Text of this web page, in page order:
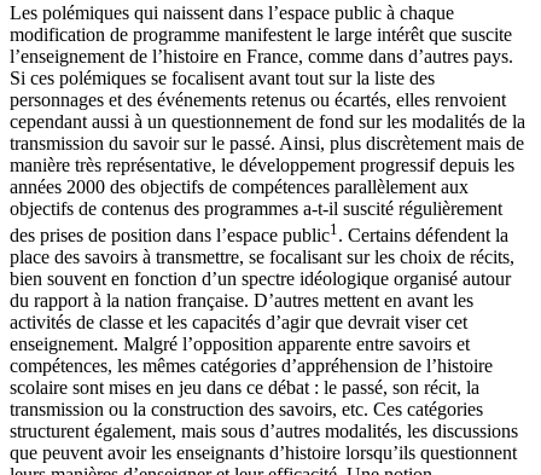
Les polémiques qui naissent dans l’espace public à chaque
modification de programme manifestent le large intérêt que suscite
l’enseignement de l’histoire en France, comme dans d’autres pays.
Si ces polémiques se focalisent avant tout sur la liste des
personnages et des événements retenus ou écartés, elles renvoient
cependant aussi à un questionnement de fond sur les modalités de la
transmission du savoir sur le passé. Ainsi, plus discrètement mais de
manière très représentative, le développement progressif depuis les
années 2000 des objectifs de compétences parallèlement aux
objectifs de contenus des programmes a-t-il suscité régulièrement
des prises de position dans l’espace public1 . Certains défendent la
place des savoirs à transmettre, se focalisant sur les choix de récits,
bien souvent en fonction d’un spectre idéologique organisé autour
du rapport à la nation française. D’autres mettent en avant les
activités de classe et les capacités d’agir que devrait viser cet
enseignement. Malgré l’opposition apparente entre savoirs et
compétences, les mêmes catégories d’appréhension de l’histoire
scolaire sont mises en jeu dans ce débat : le passé, son récit, la
transmission ou la construction des savoirs, etc. Ces catégories
structurent également, mais sous d’autres modalités, les discussions
que peuvent avoir les enseignants d’histoire lorsqu’ils questionnent